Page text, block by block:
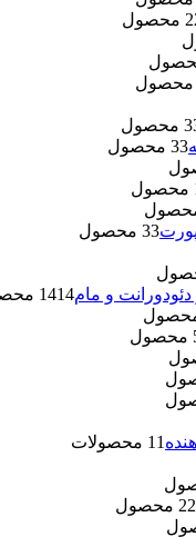
2
3
33 محصول
33 محصول
و مام
1414 محصول
1 1 محصولات
22 محصول